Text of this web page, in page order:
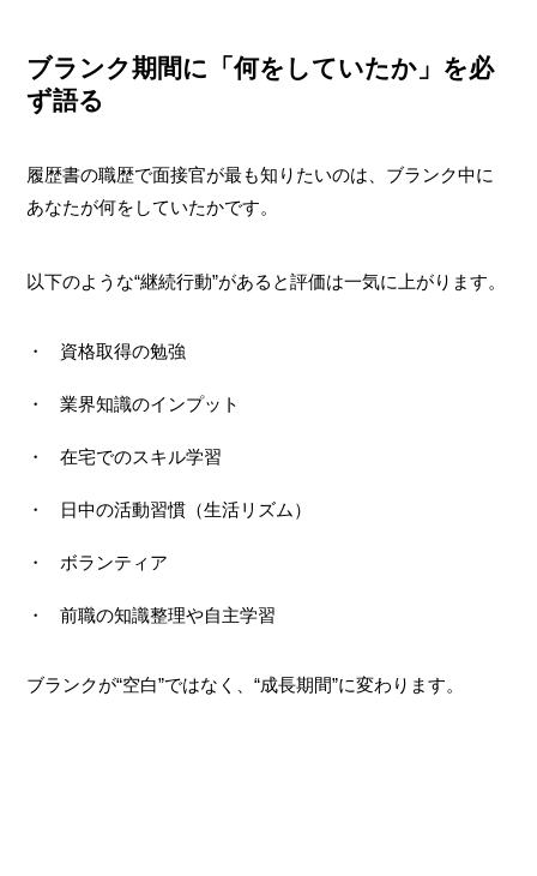
ブランク期間に「何をしていたか」を必
ず語る
履歴書の職歴で面接官が最も知りたいのは、ブランク中に
あなたが何をしていたかです。
以下のような“継続行動”があると評価は一気に上がります。
資格取得の勉強
業界知識のインプット
在宅でのスキル学習
日中の活動習慣（生活リズム）
ボランティア
前職の知識整理や自主学習
ブランクが“空白”ではなく、“成長期間”に変わります。